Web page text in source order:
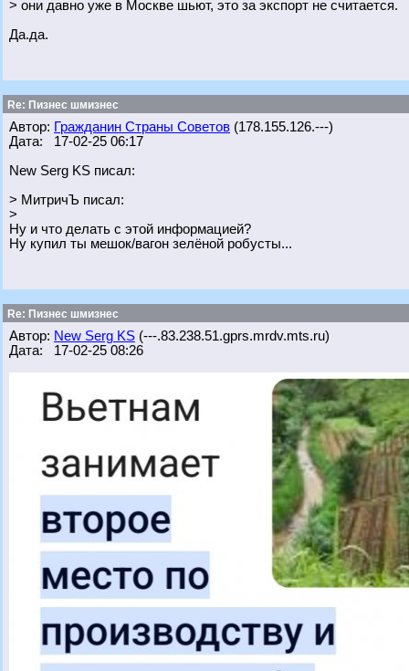
> они давно уже в Москве шьют, это за экспорт не считается.
Да.да.
Re: Пизнес шмизнес
Автор: Гражданин Страны Советов (178.155.126.---)
Дата: 17-02-25 06:17
New Serg KS писал:
> МитричЪ писал:
>
Ну и что делать с этой информацией?
Ну купил ты мешок/вагон зелёной робусты...
Re: Пизнес шмизнес
Автор: New Serg KS (---.83.238.51.gprs.mrdv.mts.ru)
Дата: 17-02-25 08:26